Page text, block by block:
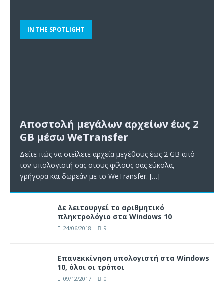
IN THE SPOTLIGHT
Αποστολή μεγάλων αρχείων έως 2
GB μέσω WeTransfer
Δείτε πώς να στείλετε αρχεία μεγέθους έως 2 GB από
τον υπολογιστή σας στους φίλους σας εύκολα,
γρήγορα και δωρεάν με το WeTransfer. […]
Δε λειτουργεί το αριθμητικό
πληκτρολόγιο στα Windows 10
24/06/2018 9
Επανεκκίνηση υπολογιστή στα Windows
10, όλοι οι τρόποι
09/12/2017 0